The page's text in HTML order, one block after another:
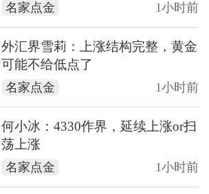
名家点金 1小时前
外汇界雪莉：上涨结构完整，黄金
可能不给低点了
名家点金 1小时前
何小冰：4330作界，延续上涨or扫
荡上涨
名家点金 1小时前